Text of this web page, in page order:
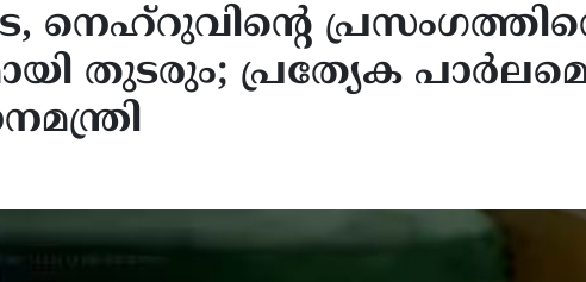
നെഹ്റുവിന്റെ
തുടരും; പ്രത്യേക
ഫ്യൂണറൽ ഹോമിൽ
ഫൊക്കാന